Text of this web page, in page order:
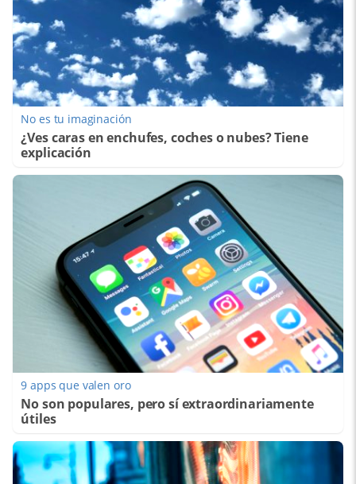
No es tu imaginación
¿Ves caras en enchufes, coches o nubes? Tiene
explicación
9 apps que valen oro
No son populares, pero sí extraordinariamente
útiles